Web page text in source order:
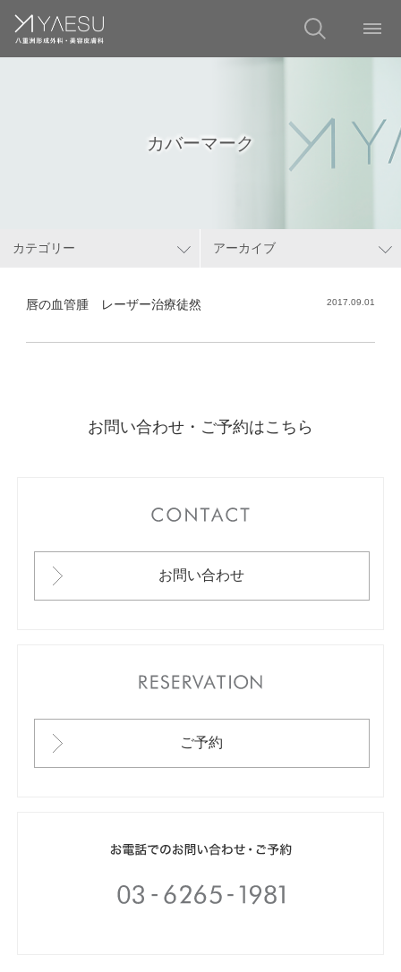
カバーマーク
カテゴリー アーカイブ
唇の血管腫 レーザー治療徒然 2017.09.01
お問い合わせ・ご予約はこちら
お問い合わせ
ご予約